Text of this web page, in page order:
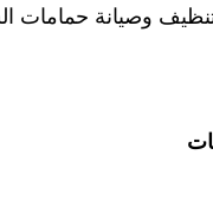
وصيانة حمامات